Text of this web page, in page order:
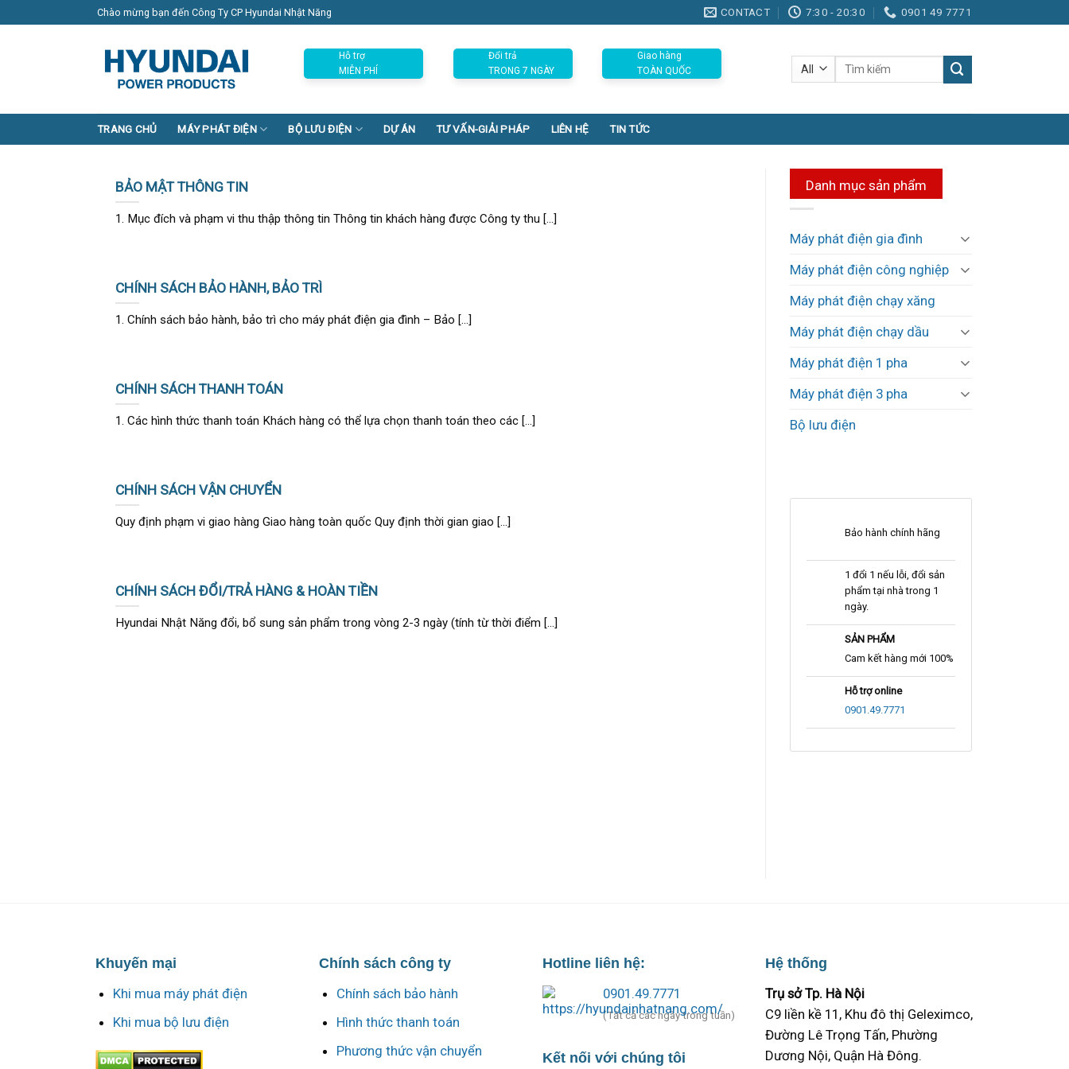
Chào mừng bạn đến Công Ty CP Hyundai Nhật Năng CONTACT 7:30 - 20:30 0901 49 7771
Hỗ trợ
MIỄN PHÍ
Đổi trả
TRONG 7 NGÀY
Giao hàng
TOÀN QUỐC
Tìm
TRANG CHỦ MÁY PHÁT ĐIỆN BỘ LƯU ĐIỆN DỰ ÁN TƯ VẤN-GIẢI PHÁP LIÊN HỆ TIN TỨC
BẢO MẬT THÔNG TIN
1. Mục đích và phạm vi thu thập thông tin Thông tin khách hàng được Công ty thu [...]
CHÍNH SÁCH BẢO HÀNH, BẢO TRÌ
1. Chính sách bảo hành, bảo trì cho máy phát điện gia đình – Bảo [...]
CHÍNH SÁCH THANH TOÁN
1. Các hình thức thanh toán Khách hàng có thể lựa chọn thanh toán theo các [...]
CHÍNH SÁCH VẬN CHUYỂN
Quy định phạm vi giao hàng Giao hàng toàn quốc Quy định thời gian giao [...]
CHÍNH SÁCH ĐỔI/TRẢ HÀNG & HOÀN TIỀN
Hyundai Nhật Năng đổi, bổ sung sản phẩm trong vòng 2-3 ngày (tính từ thời điểm [...]
Danh mục sản phẩm
Máy phát điện gia đình
Máy phát điện công nghiệp
Máy phát điện chạy xăng
Máy phát điện chạy dầu
Máy phát điện 1 pha
Máy phát điện 3 pha
Bộ lưu điện
Bảo hành chính hãng
1 đổi 1 nếu lỗi, đổi sản
phẩm tại nhà trong 1
ngày.
SẢN PHẨM
Cam kết hàng mới 100%
Hỗ trợ online
0901.49.7771
Khuyến mại
Khi mua máy phát điện
Khi mua bộ lưu điện
Chính sách công ty
Chính sách bảo hành
Hình thức thanh toán
Phương thức vận chuyển
Hotline liên hệ:
0901.49.7771
(Tất cả các ngày trong tuần)
Kết nối với chúng tôi
Hệ thống
Trụ sở Tp. Hà Nội
C9 liền kề 11, Khu đô thị Geleximco,
Đường Lê Trọng Tấn, Phường
Dương Nội, Quận Hà Đông.